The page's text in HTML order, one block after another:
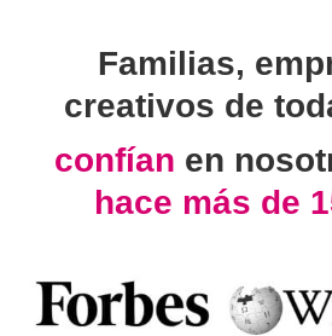
Familias,
creativos de
confían en
hace más de